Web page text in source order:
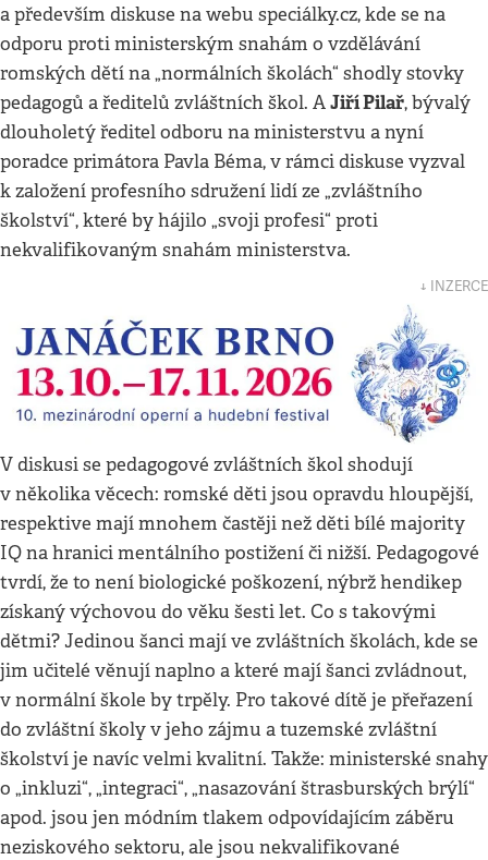
a především diskuse na webu speciálky.cz, kde se na
odporu proti ministerským snahám o vzdělávání
romských dětí na „normálních školách“ shodly stovky
pedagogů a ředitelů zvláštních škol. AJiří Pilař, bývalý
dlouholetý ředitel odboru na ministerstvu a nyní
poradce primátora Pavla Béma, v rámci diskuse vyzval
k založení profesního sdružení lidí ze „zvláštního
školství“, které by hájilo „svoji profesi“ proti
nekvalifikovaným snahám ministerstva.
↓ INZERCE
V diskusi se pedagogové zvláštních škol shodují
v několika věcech: romské děti jsou opravdu hloupější,
respektive mají mnohem častěji než děti bílé majority
IQ na hranici mentálního postižení či nižší. Pedagogové
tvrdí, že to není biologické poškození, nýbrž hendikep
získaný výchovou do věku šesti let. Co s takovými
dětmi? Jedinou šanci mají ve zvláštních školách, kde se
jim učitelé věnují naplno a které mají šanci zvládnout,
v normální škole by trpěly. Pro takové dítě je přeřazení
do zvláštní školy v jeho zájmu a tuzemské zvláštní
školství je navíc velmi kvalitní. Takže: ministerské snahy
o „inkluzi“, „integraci“, „nasazování štrasburských brýlí“
apod. jsou jen módním tlakem odpovídajícím záběru
neziskového sektoru, ale jsou nekvalifikované